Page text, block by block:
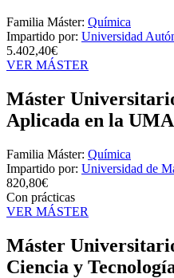
Familia Máster: Química
Impartido por: Universidad
5.402,40€
VER MÁSTER
Máster
Aplicada en la UMA
Familia Máster: Química
Impartido por: Universidad de
820,80€
Con prácticas
VER MÁSTER
Máster
Ciencia y